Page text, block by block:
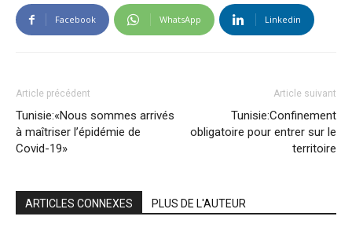
Facebook WhatsApp Linkedin
Article précédent
Tunisie:«Nous sommes arrivés
à maîtriser l’épidémie de
Covid-19»
Article suivant
Tunisie:Confinement
obligatoire pour entrer sur le
territoire
ARTICLES CONNEXES PLUS DE L'AUTEUR